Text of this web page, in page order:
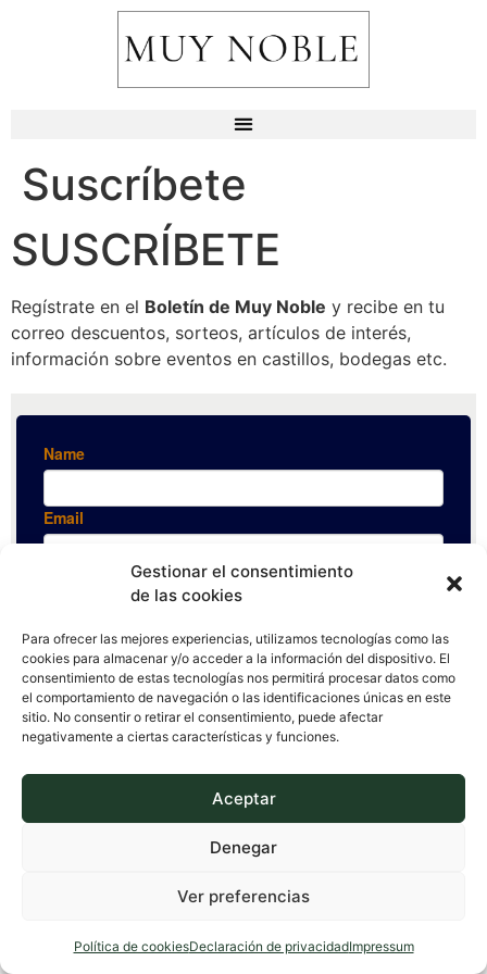
Gestionar el consentimiento
de las cookies
Para ofrecer las mejores experiencias, utilizamos tecnologías como las
cookies para almacenar y/o acceder a la información del dispositivo. El
consentimiento de estas tecnologías nos permitirá procesar datos como
el comportamiento de navegación o las identificaciones únicas en este
sitio. No consentir o retirar el consentimiento, puede afectar
negativamente a ciertas características y funciones.
Aceptar
Denegar
Ver preferencias
Política de cookiesDeclaración de privacidadImpressum
Suscríbete
SUSCRÍBETE
Regístrate en el Boletín de Muy Noble y recibe en tu
correo descuentos, sorteos, artículos de interés,
información sobre eventos en castillos, bodegas etc.